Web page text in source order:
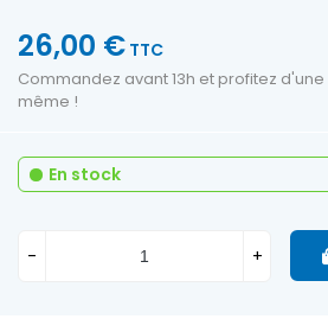
26,00 € TTC
Commandez avant 13h et profitez
même !
En stock
- +